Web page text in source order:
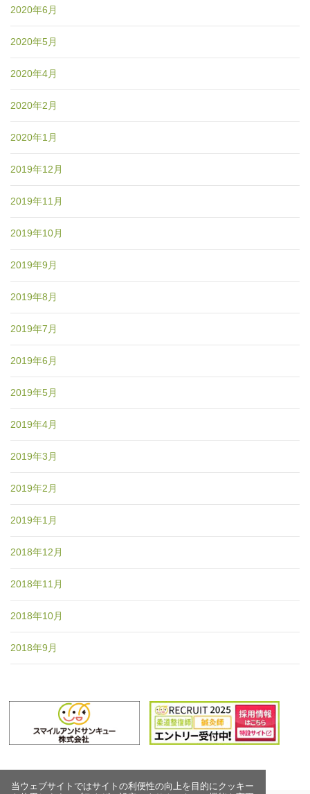
当ウェブサイトではサイトの利便性の向上を目的にクッキー
2020年6月
2020年5月
2020年4月
2020年2月
2020年1月
2019年12月
2019年11月
2019年10月
2019年9月
2019年8月
2019年7月
2019年6月
2019年5月
2019年4月
2019年3月
2019年2月
2019年1月
2018年12月
2018年11月
2018年10月
2018年9月